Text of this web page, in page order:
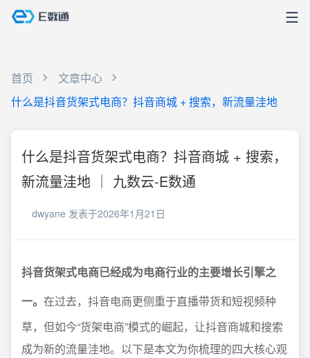
首页
文章中心
什么是抖音货架式电商？抖音商城 + 搜索，新流量洼地
什么是抖音货架式电商？抖音商城 + 搜索，
新流量洼地 ｜ 九数云-E数通
dwyane 发表于2026年1月21日
抖音货架式电商已经成为电商行业的主要增长引擎之
一。 在过去，抖音电商更侧重于直播带货和短视频种
草，但如今“货架电商”模式的崛起，让抖音商城和搜索
成为新的流量洼地。以下是本文为你梳理的四大核心观